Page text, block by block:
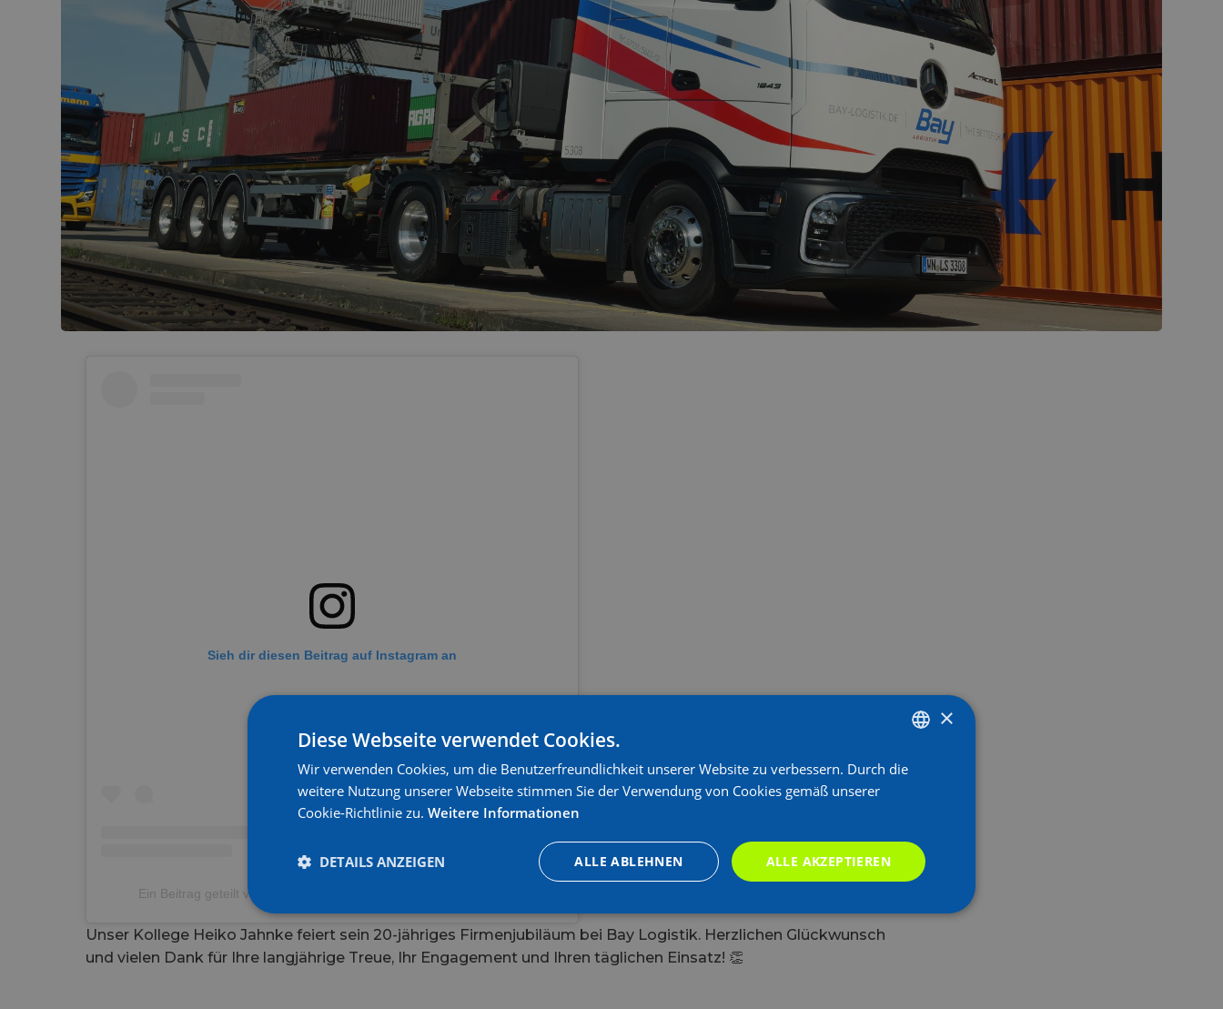
Sieh dir diesen Beitrag auf Instagram an
Ein Beitrag geteilt von Bay Logistik GmbH + Co. KG (@bay_logistik)
Unser Kollege Heiko Jahnke feiert sein 20-jähriges Firmenjubiläum bei Bay Logistik. Herzlichen Glückwunsch
und vielen Dank für Ihre langjährige Treue, Ihr Engagement und Ihren täglichen Einsatz! 👏
GERMAN
×
Diese Webseite verwendet Cookies.
Wir verwenden Cookies, um die Benutzerfreundlichkeit unserer Website zu verbessern. Durch die
weitere Nutzung unserer Webseite stimmen Sie der Verwendung von Cookies gemäß unserer
Cookie-Richtlinie zu. Weitere Informationen
ALLE AKZEPTIEREN
ALLE ABLEHNEN
DETAILS ANZEIGEN